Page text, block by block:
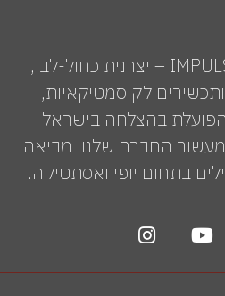
IMPULS MEDICAL GROUP – יצרנית כחול-לבן,
לקוסמטיקאיות,
הפועלת בהצלחה בישראל
מעשור החברה שלנו מביאה
בתחום יופי ואסתטיקה.